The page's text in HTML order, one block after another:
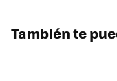
También te